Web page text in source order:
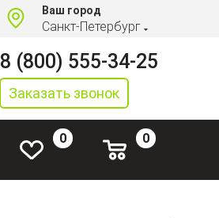
Ваш город
Санкт-Петербург
8 (800) 555-34-25
Заказать звонок
0 0